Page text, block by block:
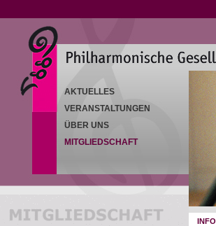
AKTUELLES
VERANSTALTUNGEN
ÜBER UNS
MITGLIEDSCHAFT
INFO